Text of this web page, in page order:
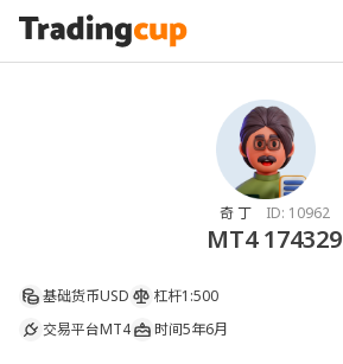
奇 丁 ID: 10962
MT4 174329
基础货币USD 杠杆1:500
交易平台MT4 时间5年6月